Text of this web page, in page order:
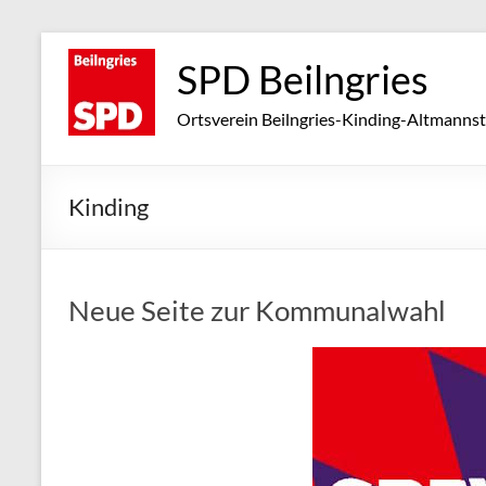
Inhalt
SPD Beilngries
Ortsverein Beilngries-Kinding-
Kinding
Neue Seite zur Kommunalwahl